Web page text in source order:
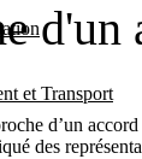
et Transport
d'un
d’un
des